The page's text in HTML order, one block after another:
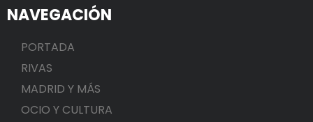
NAVEGACIÓN
PORTADA
RIVAS
MADRID Y MÁS
OCIO Y CULTURA